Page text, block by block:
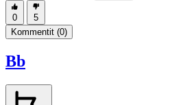
0
5
Kommentit (0)
Bb